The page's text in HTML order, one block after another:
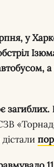
у
а
загиблих.